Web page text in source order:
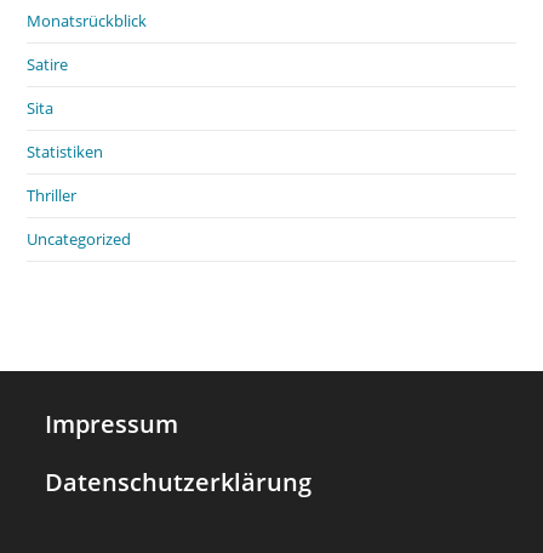
Monatsrückblick
Satire
Sita
Statistiken
Thriller
Uncategorized
Impressum
Datenschutzerklärung